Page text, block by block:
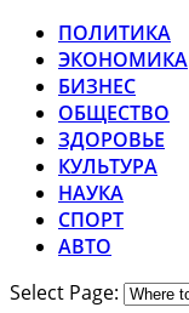
ПОЛИТИКА
ЭКОНОМИКА
БИЗНЕС
ОБЩЕСТВО
ЗДОРОВЬЕ
КУЛЬТУРА
НАУКА
СПОРТ
АВТО
Select Page: